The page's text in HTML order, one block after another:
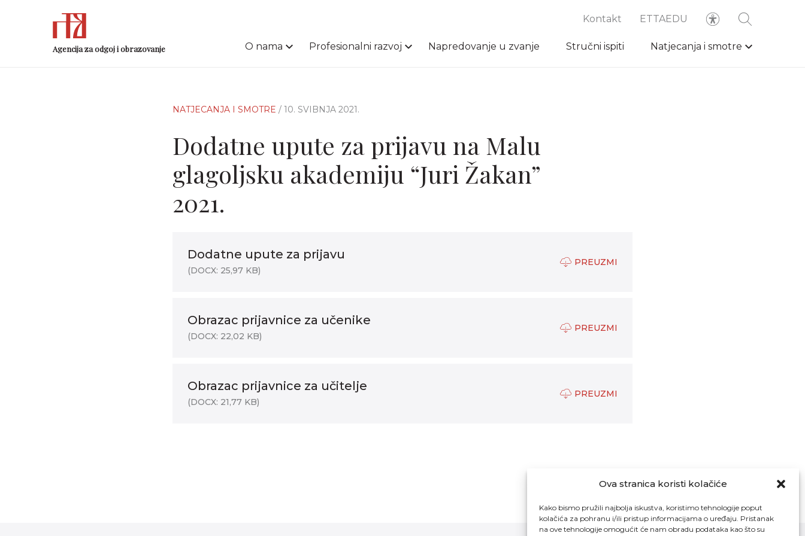
Ova stranica koristi kolačiće
Kako bismo pružili najbolja iskustva, koristimo tehnologije poput
kolačića za pohranu i/ili pristup informacijama o uređaju. Pristanak
na ove tehnologije omogućit će nam obradu podataka kao što su
Agencija za odgoj i obrazovanje
Kontakt ETTAEDU
O nama Profesionalni razvoj Napredovanje u zvanje Stručni ispiti Natjecanja i smotre
NATJECANJA I SMOTRE / 10. SVIBNJA 2021.
Dodatne upute za prijavu na Malu
glagoljsku akademiju “Juri Žakan”
2021.
Dodatne upute za prijavu
(DOCX: 25,97 KB)
PREUZMI
Obrazac prijavnice za učenike
(DOCX: 22,02 KB)
PREUZMI
Obrazac prijavnice za učitelje
(DOCX: 21,77 KB)
PREUZMI